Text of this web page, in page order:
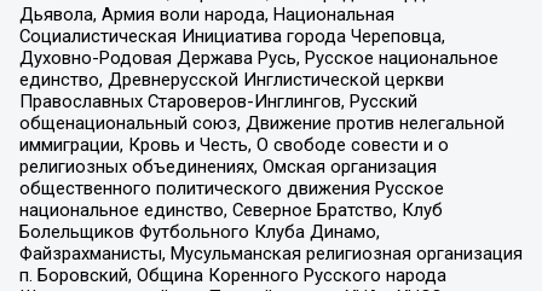
Дьявола, Армия воли народа, Национальная
Социалистическая Инициатива города Череповца,
Духовно-Родовая Держава Русь, Русское национальное
единство, Древнерусской Инглистической церкви
Православных Староверов-Инглингов, Русский
общенациональный союз, Движение против нелегальной
иммиграции, Кровь и Честь, О свободе совести и о
религиозных объединениях, Омская организация
общественного политического движения Русское
национальное единство, Северное Братство, Клуб
Болельщиков Футбольного Клуба Динамо,
Файзрахманисты, Мусульманская религиозная организация
п. Боровский, Община Коренного Русского народа